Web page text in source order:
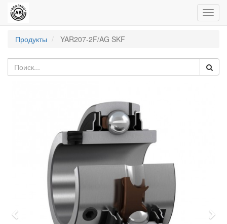
Продукты
YAR207-2F/AG SKF
Previous